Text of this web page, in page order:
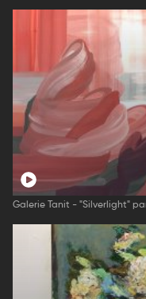
Galerie Tanit - "Silverlight"